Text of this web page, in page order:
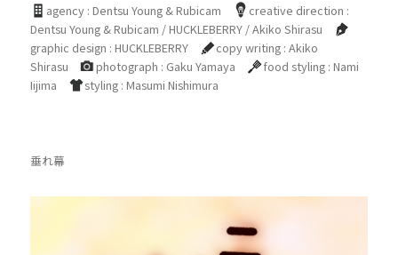
agency : Dentsu Young & Rubicam
creative direction :
Dentsu Young & Rubicam / HUCKLEBERRY / Akiko Shirasu
graphic design : HUCKLEBERRY
copy writing : Akiko
Shirasu
photograph : Gaku Yamaya
food styling : Nami
Iijima
styling : Masumi Nishimura
垂れ幕